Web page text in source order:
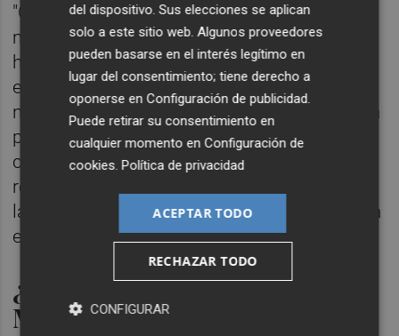
"Convenios como contratos hay buenos,
malos y regulares. Nuestra propuesta la
hemos mantenido y ahora hay mucho
escepticismo. No entendemos que se está
negociando cuando no había ninguna rebaja
posible. Firmar un contrato a alguien que no
cumple... la única solución es blindarte y
recuperar aquello que te debe. Entiendo que
la gente esté preocupada. El Valencia espera
este resultado de las elecciones".
¿Firmarías un convenio a
Meriton?
del dispositivo. Sus elecciones se aplican
solo a este sitio web. Algunos proveedores
pueden basarse en el interés legítimo en
lugar del consentimiento; tiene derecho a
oponerse enConfiguración de publicidad
Puede retirar su consentimiento en
cualquier momento enConfiguración de
cookies .Política de privacidad
ACEPTAR TODO
RECHAZAR TODO
CONFIGURAR